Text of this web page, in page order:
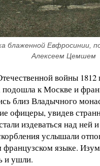
блаженной Евфросинии,
Алексеем Цемшем
войны 1812
к Москве и
близ Владычного
офицеры, увидев
издеваться над ней
услышали
языке.
и ушли.